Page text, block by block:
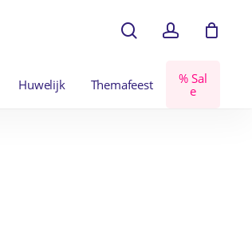
Huwelijk Themafeest % Sal
e
Close